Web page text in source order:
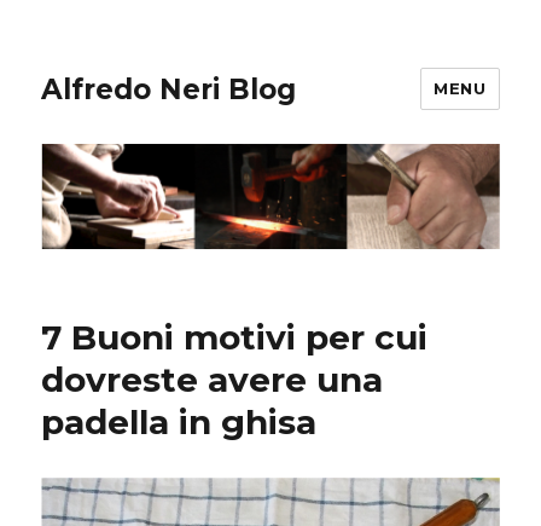
Alfredo Neri Blog MENU
7 Buoni motivi per cui
dovreste avere una
padella in ghisa